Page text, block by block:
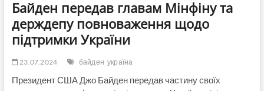
Байден передав главам Мінфіну та
держдепу повноваження щодо
підтримки України
23.07.2024 байден україна
Президент США Джо Байден передав частину своїх